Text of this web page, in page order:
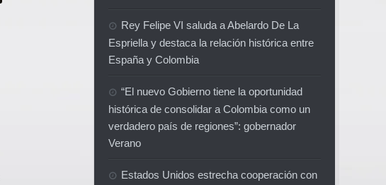
Rey Felipe VI saluda a Abelardo De La
Espriella y destaca la relación histórica entre
España y Colombia
“El nuevo Gobierno tiene la oportunidad
histórica de consolidar a Colombia como un
verdadero país de regiones”: gobernador
Verano
Estados Unidos estrecha cooperación con